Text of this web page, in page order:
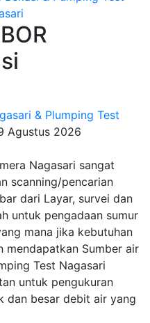
& Plumping Test
Agustus 2026
Nagasari sangat
scanning/pencarian
dari Layar, survei dan
untuk pengadaan sumur
mana jika kebutuhan
mendapatkan Sumber air
Test Nagasari
untuk pengukuran
dan besar debit air yang